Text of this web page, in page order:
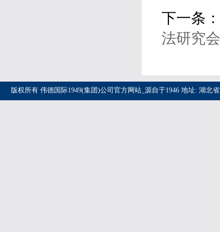
下一条：
法研究
版权所有 伟德国际1949(集团)公司官方网站_源自于1946 地址: 湖北